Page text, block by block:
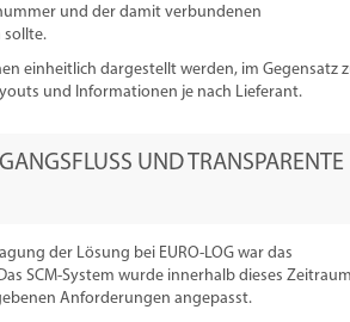
und der damit verbundenen
sollte.
einheitlich dargestellt werden, im Gegensatz
und Informationen je nach Lieferant.
UND TRANSPARENTE
der Lösung bei EURO-LOG war das
SCM-System wurde innerhalb dieses
Anforderungen angepasst.